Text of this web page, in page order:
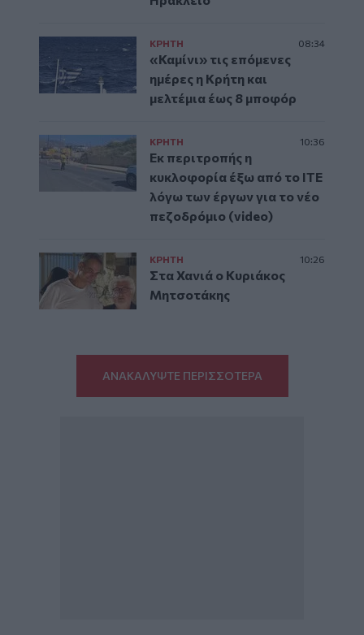
ΚΡΗΤΗ 08:34
«Καμίνι» τις επόμενες
ημέρες η Κρήτη και
μελτέμια έως 8 μποφόρ
ΚΡΗΤΗ 10:36
Εκ περιτροπής η
κυκλοφορία έξω από το ΙΤΕ
λόγω των έργων για το νέο
πεζοδρόμιο (video)
ΚΡΗΤΗ 10:26
Στα Χανιά ο Κυριάκος
Μητσοτάκης
ΑΝΑΚΑΛΥΨΤΕ ΠΕΡΙΣΣΟΤΕΡΑ